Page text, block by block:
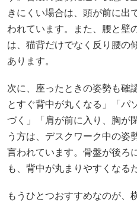
きにくい場合は、頭が前に出
われています。また、腰と壁
は、猫背だけでなく反り腰の
あります。
次に、座ったときの姿勢も確
とすぐ背中が丸くなる」「パ
づく」「肩が前に入り、胸が
う方は、デスクワーク中の姿
言われています。骨盤が後ろ
も、背中が丸まりやすくなる
もうひとつおすすめなのが、